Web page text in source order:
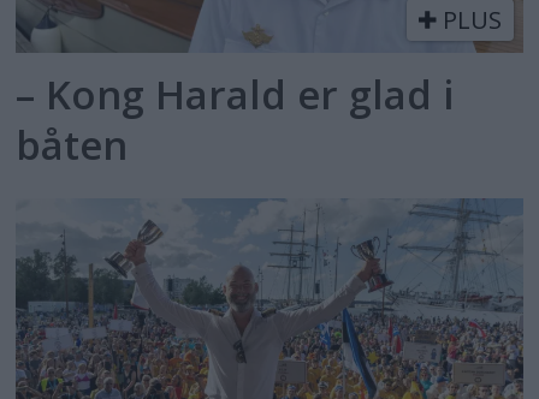
PLUS
– Kong Harald er glad i
båten